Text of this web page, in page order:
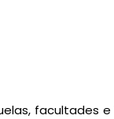
facultades